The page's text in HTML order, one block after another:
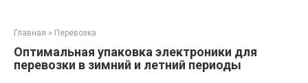
Главная » Перевозка
Оптимальная упаковка электроники для
перевозки в зимний и летний периоды